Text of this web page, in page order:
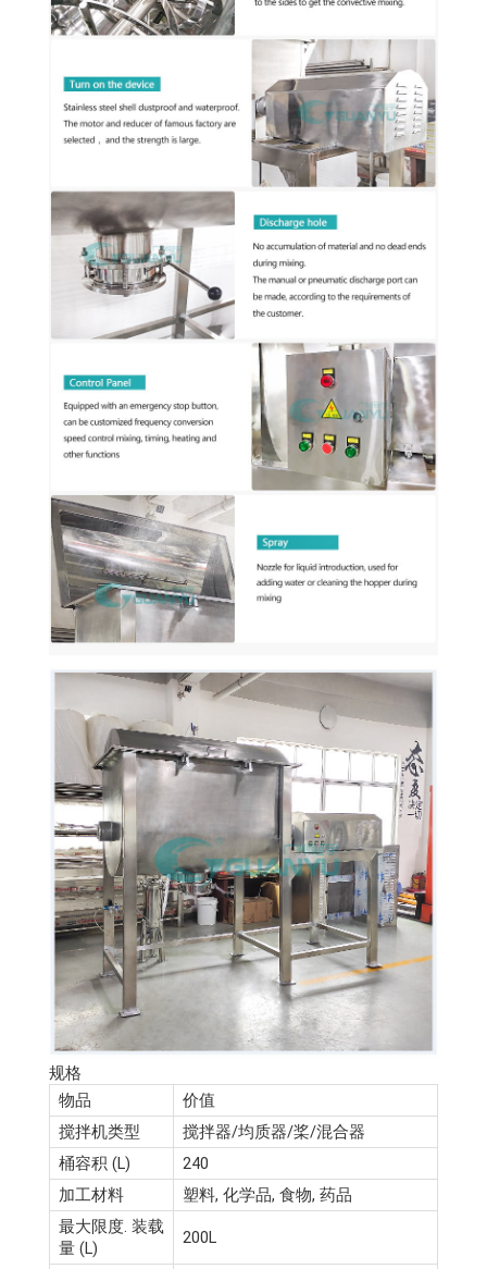
规格
物品
价值
搅拌机类型
搅拌器/均质器/桨/混合器
桶容积 (L)
240
加工材料
塑料, 化学品, 食物, 药品
最大限度. 装载
量 (L)
200L